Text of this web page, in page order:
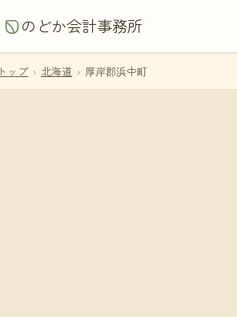
のどか会計事務所
トップ › 北海道 › 厚岸郡浜中町